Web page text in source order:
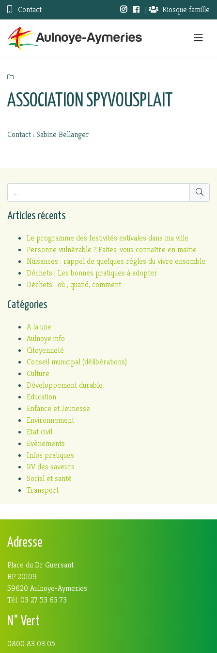
Contact | Kiosque famille
ASSOCIATION SPYVOUSPLAIT
Contact : Sabine Bellanger
Articles récents
Le programme des festivités estivales dans ma ville
Personne vulnérable ? Faites-vous connaître en mairie
Nuisances : rappel de quelques règles du vivre ensemble
Déchets | Les bonnes pratiques à adopter
Déchets : où , quand, comment
Catégories
A la une
Aulnoye info
Citoyenneté
Conseil municipal (délibérations)
Culture
Développement durable
Education
Enfance et Jeunesse
Environnement
Etat civil
Evènements
Infos pratiques
RV des saveurs
Social et santé
Transport
Adresse
Place du Dr Guersant
BP 20109
59620 Aulnoye-Aymeries
Tél. 03 27 53 63 73
N° Vert
0800 83 03 05